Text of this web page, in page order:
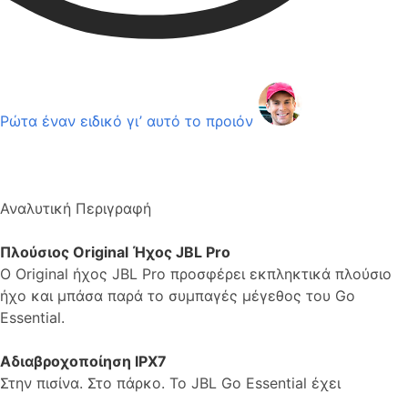
Ρώτα έναν ειδικό γι’ αυτό το προιόν
Αναλυτική Περιγραφή
Πλούσιος Original Ήχος JBL Pro
Ο Original ήχος JBL Pro προσφέρει εκπληκτικά πλούσιο
ήχο και μπάσα παρά το συμπαγές μέγεθος του Go
Essential.
Αδιαβροχοποίηση IPX7
Στην πισίνα. Στο πάρκο. Το JBL Go Essential έχει